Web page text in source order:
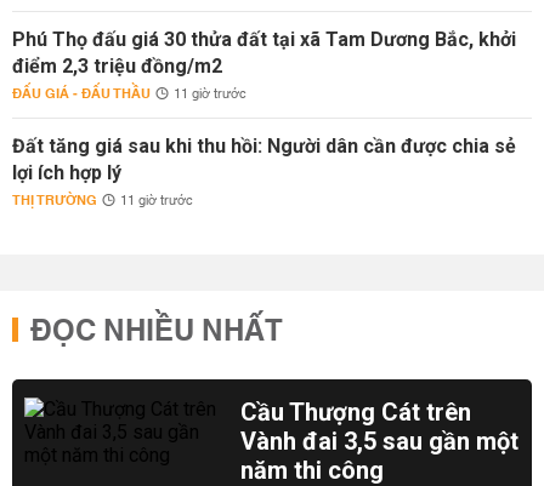
Phú Thọ đấu giá 30 thửa đất tại xã Tam Dương Bắc, khởi
điểm 2,3 triệu đồng/m2
ĐẤU GIÁ - ĐẤU THẦU 11 giờ trước
Đất tăng giá sau khi thu hồi: Người dân cần được chia sẻ
lợi ích hợp lý
THỊ TRƯỜNG 11 giờ trước
ĐỌC NHIỀU NHẤT
Cầu Thượng Cát trên
Vành đai 3,5 sau gần một
năm thi công